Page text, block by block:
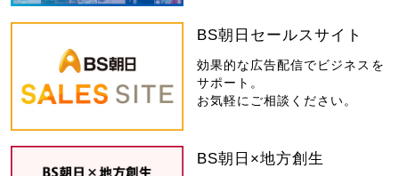
BS朝日セールスサイト
効果的な広告配信でビジネスを
サポート。
お気軽にご相談ください。
BS朝日×地方創生